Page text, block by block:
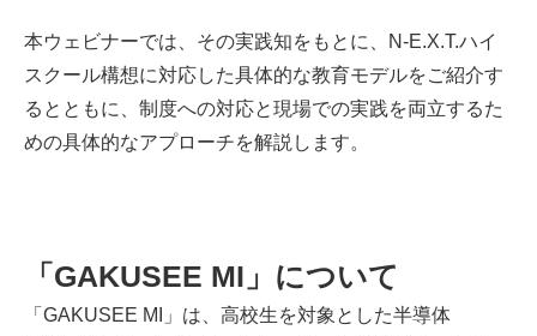
本ウェビナーでは、その実践知をもとに、N-E.X.T.ハイ
スクール構想に対応した具体的な教育モデルをご紹介す
るとともに、制度への対応と現場での実践を両立するた
めの具体的なアプローチを解説します。
「GAKUSEE MI」について
「GAKUSEE MI」は、高校生を対象とした半導体